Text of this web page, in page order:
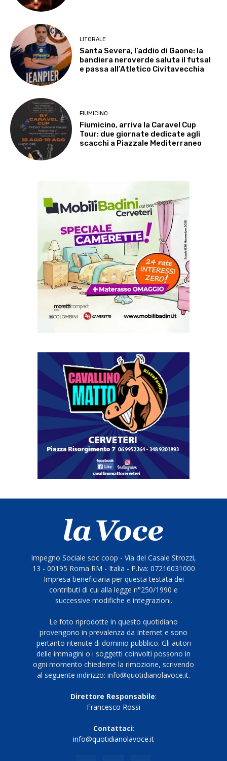
LITORALE
Santa Severa, l’addio di Gaone: la
bandiera neroverde saluta il futsal
e passa all’Atletico Civitavecchia
FIUMICINO
Fiumicino, arriva la Caravel Cup
Tour: due giornate dedicate agli
scacchi a Piazzale Mediterraneo
Impegno Sociale soc coop - Via del Casale Strozzi,
13 - 00195 Roma RM - Italia - P.Iva: 07216031000
Impresa beneficiaria per questa testata dei
contributi di cui alla legge n°250/1990 e
successive modifiche e integrazioni.
Le foto riprodotte in questo quotidiano
provengono in prevalenza da Internet e sono
pertanto ritenute di dominio pubblico. Gli autori
delle immagini o i soggetti coinvolti possono in
ogni momento chiederne la rimozione, scrivendo
al seguente indirizzo: info@quotidianolavoce.it.
Direttore Responsabile:
Francesco Rossi
Contattaci:
info@quotidianolavoce.it